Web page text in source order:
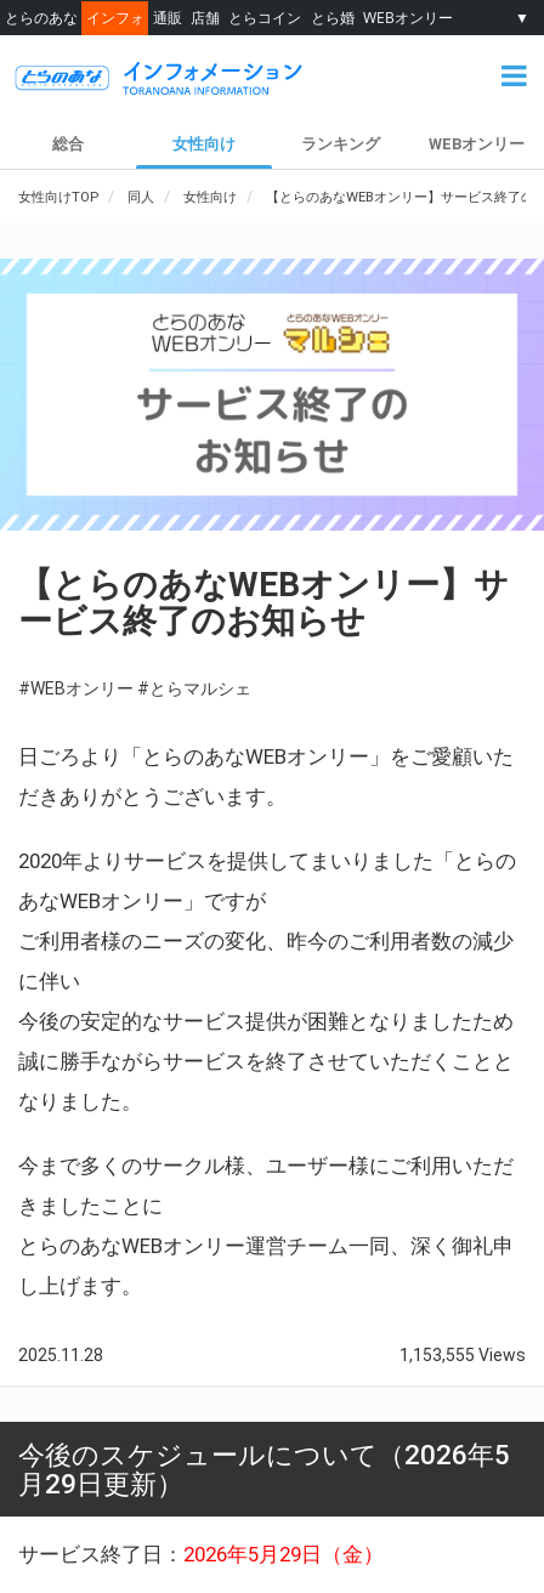
とらのあな インフォ 通販 店舗 とらコイン とら婚 WEBオンリー ▼
総合 女性向け ランキング WEBオンリー
女性向けTOP 同人 女性向け 【とらのあなWEBオンリー】サービス終了の
【とらのあなWEBオンリー】サ
ービス終了のお知らせ
#WEBオンリー #とらマルシェ
日ごろより「とらのあなWEBオンリー」をご愛顧いた
だきありがとうございます。
2020年よりサービスを提供してまいりました「とらの
あなWEBオンリー」ですが
ご利用者様のニーズの変化、昨今のご利用者数の減少
に伴い
今後の安定的なサービス提供が困難となりましたため
誠に勝手ながらサービスを終了させていただくことと
なりました。
今まで多くのサークル様、ユーザー様にご利用いただ
きましたことに
とらのあなWEBオンリー運営チーム一同、深く御礼申
し上げます。
2025.11.28 1,153,555 Views
今後のスケジュールについて（2026年5
月29日更新）
サービス終了日： 2026年5月29日（金）